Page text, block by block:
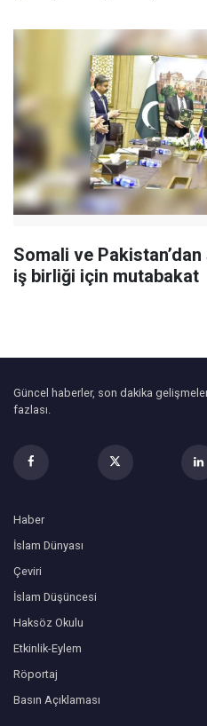
Somali ve
iş birliği için mutabakat
Güncel haberler, son dakika
fazlası.
Haber
İslam Dünyası
Çeviri
İslam Düşüncesi
Haksöz Okulu
Etkinlik-Eylem
Röportaj
Basın Açıklaması